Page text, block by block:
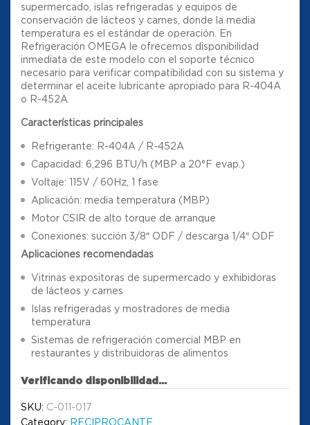
supermercado, islas refrigeradas y equipos de
conservación de lácteos y carnes, donde la media
temperatura es el estándar de operación. En
Refrigeración OMEGA le ofrecemos disponibilidad
inmediata de este modelo con el soporte técnico
necesario para verificar compatibilidad con su sistema y
determinar el aceite lubricante apropiado para R-404A
o R-452A.
Características principales
Refrigerante: R-404A / R-452A
Capacidad: 6,296 BTU/h (MBP a 20°F evap.)
Voltaje: 115V / 60Hz, 1 fase
Aplicación: media temperatura (MBP)
Motor CSIR de alto torque de arranque
Conexiones: succión 3/8″ ODF / descarga 1/4″ ODF
Aplicaciones recomendadas
Vitrinas expositoras de supermercado y exhibidoras
de lácteos y carnes
Islas refrigeradas y mostradores de media
temperatura
Sistemas de refrigeración comercial MBP en
restaurantes y distribuidoras de alimentos
Verificando disponibilidad...
SKU: C-011-017
Category: RECIPROCANTE